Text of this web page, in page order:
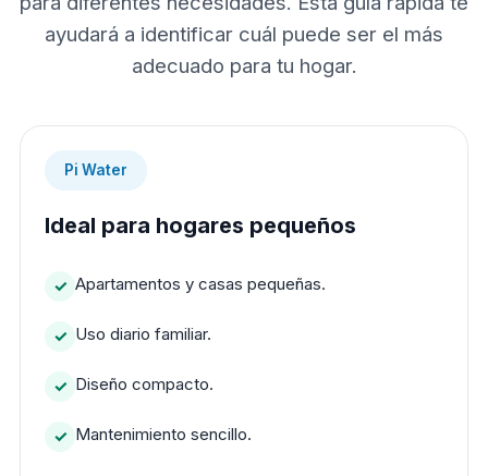
ayudará a identificar cuál puede ser el más
adecuado para tu hogar.
Pi Water
Ideal para hogares pequeños
Apartamentos y casas pequeñas.
Uso diario familiar.
Diseño compacto.
Mantenimiento sencillo.